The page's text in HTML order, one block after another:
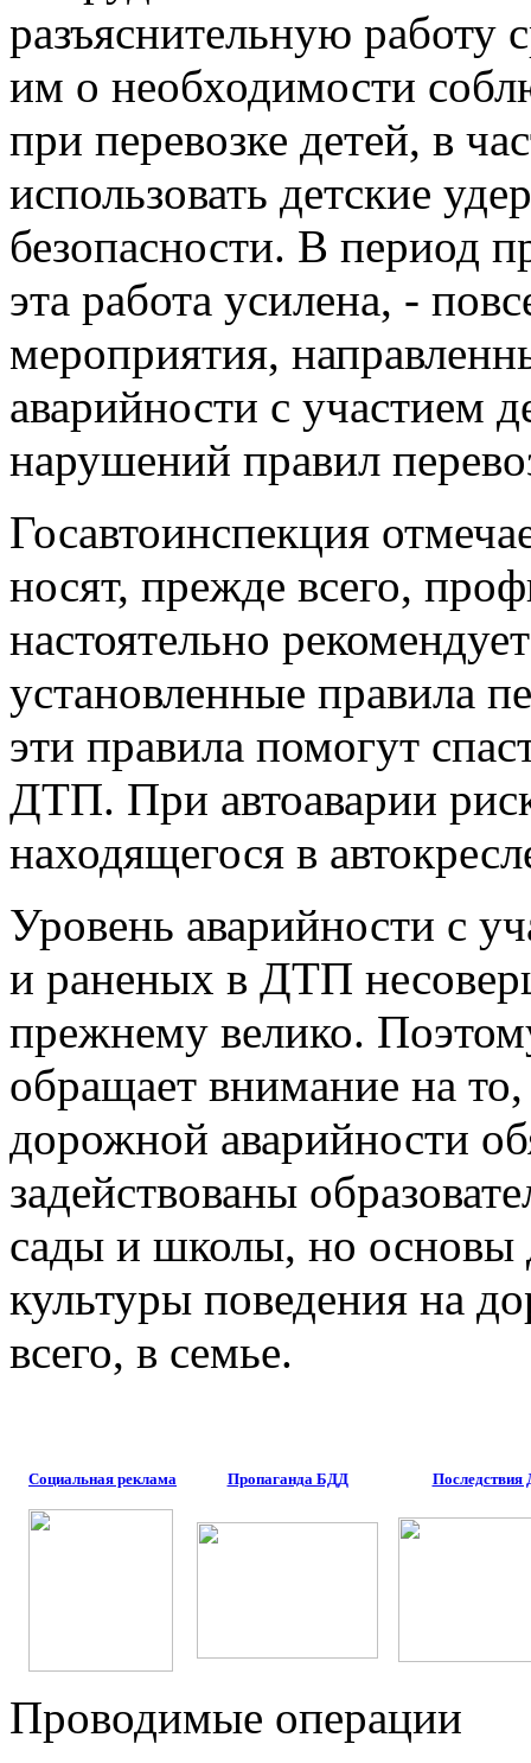
разъяснительную работу
им о необходимости
при перевозке детей, в
использовать детские
безопасности. В период
эта работа усилена, -
мероприятия,
аварийности с участием
нарушений правил
Госавтоинспекция
носят, прежде всего,
настоятельно
установленные правила
эти правила помогут
ДТП. При автоаварии
находящегося в
Уровень аварийности с
и раненых в ДТП
прежнему велико.
обращает внимание на
дорожной аварийности
задействованы
сады и школы, но основы
культуры поведения на
всего, в семье.
Социальная реклама Пропаганда БДД
Проводимые операции